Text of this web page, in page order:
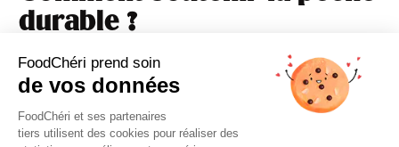
FoodChéri prend soin
de vos données
FoodChéri et ses partenaires
tiers utilisent des cookies pour réaliser des
durable ?
La transition vers une
alimentation plus
respectueuse de la mer
ne peut pas reposer
uniquement sur les
entreprises du
secteur maritime.